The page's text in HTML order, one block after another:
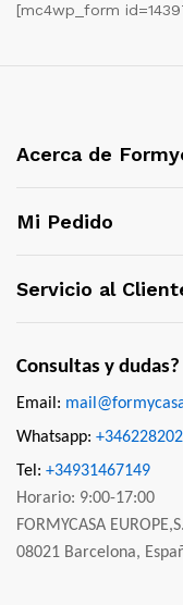
[mc4wp_form
Acerca de
Mi Pedido
Servicio al
Consultas y dudas?
Email:
Whatsapp:
Tel: +34931467149
Horario: 9:00-17:00
FORMYCASA
08021 Barcelona,